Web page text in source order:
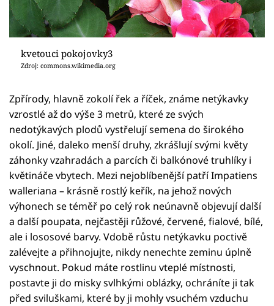
kvetouci pokojovky3
Zdroj: commons.wikimedia.org
Zpřírody, hlavně zokolí řek a říček, známe netýkavky
vzrostlé až do výše 3 metrů, které ze svých
nedotýkavých plodů vystřelují semena do širokého
okolí. Jiné, daleko menší druhy, zkrášlují svými květy
záhonky vzahradách a parcích či balkónové truhlíky i
květináče vbytech. Mezi nejoblíbenější patří Impatiens
walleriana – krásně rostlý keřík, na jehož nových
výhonech se téměř po celý rok neúnavně objevují další
a další poupata, nejčastěji růžové, červené, fialové, bílé,
ale i lososové barvy. Vdobě růstu netýkavku poctivě
zalévejte a přihnojujte, nikdy nenechte zeminu úplně
vyschnout. Pokud máte rostlinu vteplé místnosti,
postavte ji do misky svlhkými oblázky, ochráníte ji tak
před sviluškami, které by ji mohly vsuchém vzduchu